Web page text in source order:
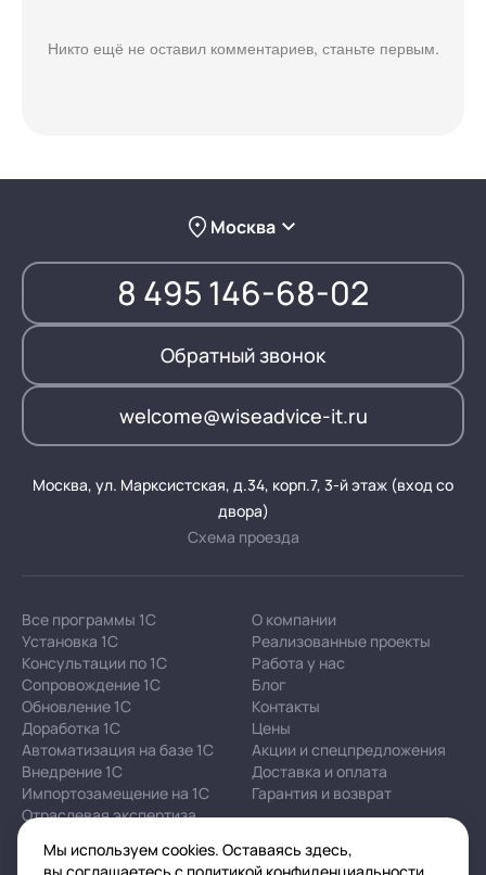
Никто ещё не оставил комментариев, станьте первым.
Москва
8 495 146-68-02
Обратный звонок
welcome@wiseadvice-it.ru
Москва, ул. Марксистская, д.34, корп.7, 3-й этаж (вход со
двора)
Схема проезда
Все программы 1С
Установка 1С
Консультации по 1С
Сопровождение 1С
Обновление 1С
Доработка 1С
Автоматизация на базе 1С
Внедрение 1С
Импортозамещение на 1С
Отраслевая экспертиза
О компании
Реализованные проекты
Работа у нас
Блог
Контакты
Цены
Акции и спецпредложения
Доставка и оплата
Гарантия и возврат
Мы используем cookies. Оставаясь здесь,